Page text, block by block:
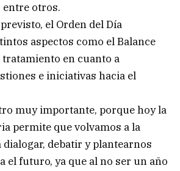
otros.
el Orden del Día
aspectos como el Balance
tratamiento en cuanto a
e iniciativas hacia el
muy importante, porque hoy la
permite que volvamos a la
dialogar, debatir y plantearnos
el futuro, ya que al no ser un año